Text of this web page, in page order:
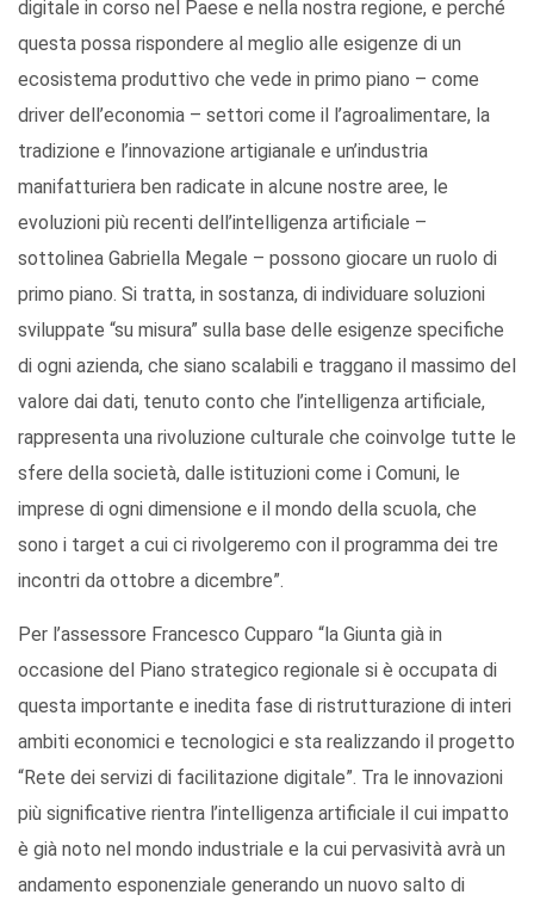
digitale in corso nel Paese e nella nostra regione, e perché
questa possa rispondere al meglio alle esigenze di un
ecosistema produttivo che vede in primo piano – come
driver dell’economia – settori come il l’agroalimentare, la
tradizione e l’innovazione artigianale e un’industria
manifatturiera ben radicate in alcune nostre aree, le
evoluzioni più recenti dell’intelligenza artificiale –
sottolinea Gabriella Megale – possono giocare un ruolo di
primo piano. Si tratta, in sostanza, di individuare soluzioni
sviluppate “su misura” sulla base delle esigenze specifiche
di ogni azienda, che siano scalabili e traggano il massimo del
valore dai dati, tenuto conto che l’intelligenza artificiale,
rappresenta una rivoluzione culturale che coinvolge tutte le
sfere della società, dalle istituzioni come i Comuni, le
imprese di ogni dimensione e il mondo della scuola, che
sono i target a cui ci rivolgeremo con il programma dei tre
incontri da ottobre a dicembre”.
Per l’assessore Francesco Cupparo “la Giunta già in
occasione del Piano strategico regionale si è occupata di
questa importante e inedita fase di ristrutturazione di interi
ambiti economici e tecnologici e sta realizzando il progetto
“Rete dei servizi di facilitazione digitale”. Tra le innovazioni
più significative rientra l’intelligenza artificiale il cui impatto
è già noto nel mondo industriale e la cui pervasività avrà un
andamento esponenziale generando un nuovo salto di